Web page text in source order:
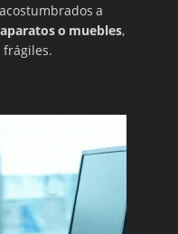
a
o muebles,
frágiles.